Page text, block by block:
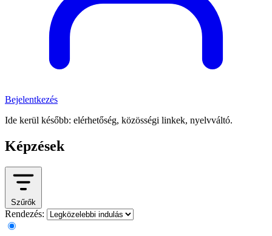
Bejelentkezés
Ide kerül később: elérhetőség, közösségi linkek, nyelvváltó.
Képzések
Szűrők
Rendezés: